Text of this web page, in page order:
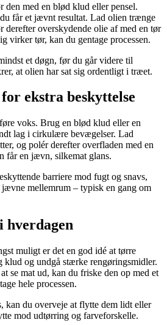
den med en blød klud eller pensel.
får et jævnt resultat. Lad olien trænge
derefter overskydende olie af med en tør
virker tør, kan du gentage processen.
et døgn, før du går videre til
at olien har sat sig ordentligt i træet.
ekstra beskyttelse
voks. Brug en blød klud eller en
lag i cirkulære bevægelser. Lad
og polér derefter overfladen med en
får en jævn, silkemat glans.
barriere mod fugt og snavs,
mellemrum – typisk en gang om
hverdagen
muligt er det en god idé at tørre
klud og undgå stærke rengøringsmidler.
se mat ud, kan du friske den op med et
hele processen.
kan du overveje at flytte dem lidt eller
mod udtørring og farveforskelle.